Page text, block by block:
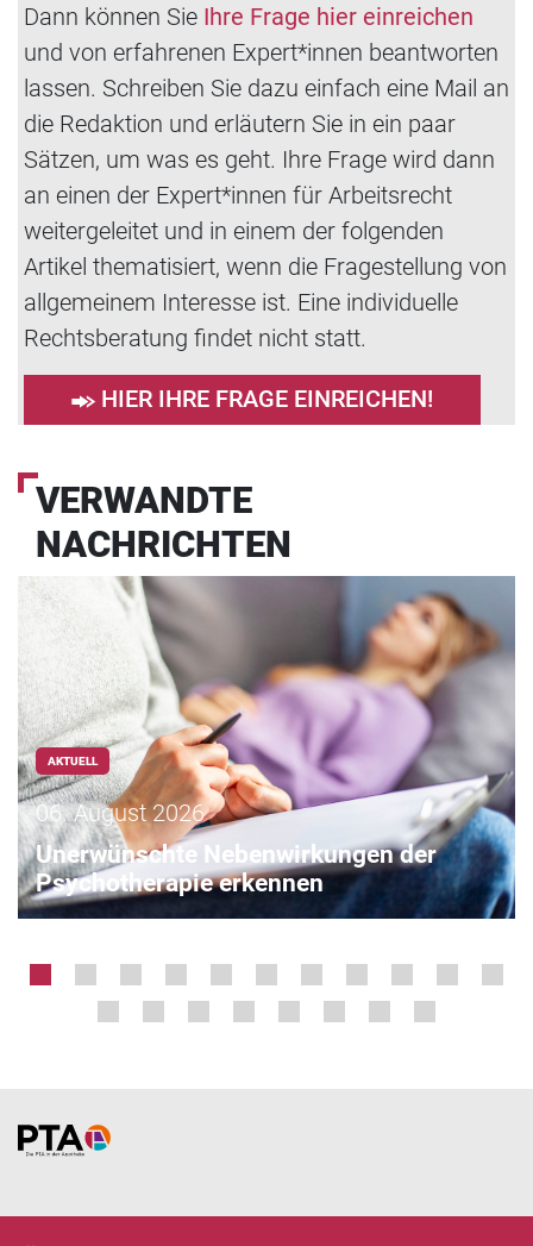
Dann können Sie Ihre Frage hier einreichen
und von erfahrenen Expert*innen beantworten
lassen. Schreiben Sie dazu einfach eine Mail an
die Redaktion und erläutern Sie in ein paar
Sätzen, um was es geht. Ihre Frage wird dann
an einen der Expert*innen für Arbeitsrecht
weitergeleitet und in einem der folgenden
Artikel thematisiert, wenn die Fragestellung von
allgemeinem Interesse ist. Eine individuelle
Rechtsberatung findet nicht statt.
HIER IHRE FRAGE EINREICHEN!
VERWANDTE
NACHRICHTEN
AKTUELL
06. August 2026
Unerwünschte Nebenwirkungen der
Psychotherapie erkennen
Home